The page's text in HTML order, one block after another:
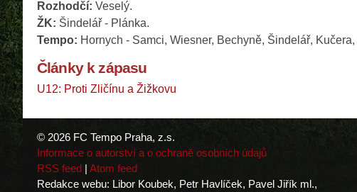
Rozhodčí: Veselý.
ŽK: Šindelář - Plánka.
Tempo: Hornych - Samci, Wiesner, Bechyně, Šindelář,
Články k zápasu
U12: Proti Zličínu a Žižkovu
© 2026 FC Tempo Praha, z.s.
Informace o autorství a o ochraně osobních údajů
RSS feed | Atom feed
Redakce webu: Libor Koubek, Petr Havlíček, Pavel Jiřík ml.,